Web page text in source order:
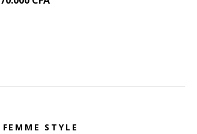
FEMME STYLE